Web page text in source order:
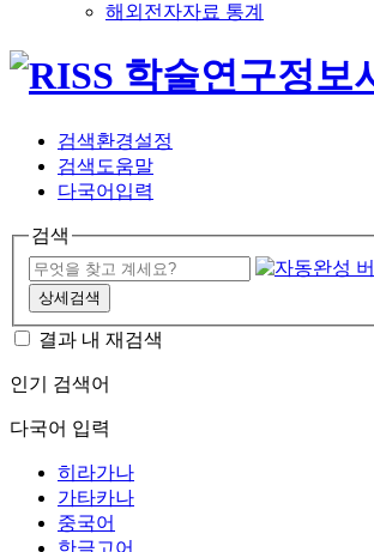
해외전자자료 통계
검색환경설정
검색도움말
다국어입력
검색
상세검색
결과 내 재검색
인기 검색어
다국어 입력
히라가나
가타카나
중국어